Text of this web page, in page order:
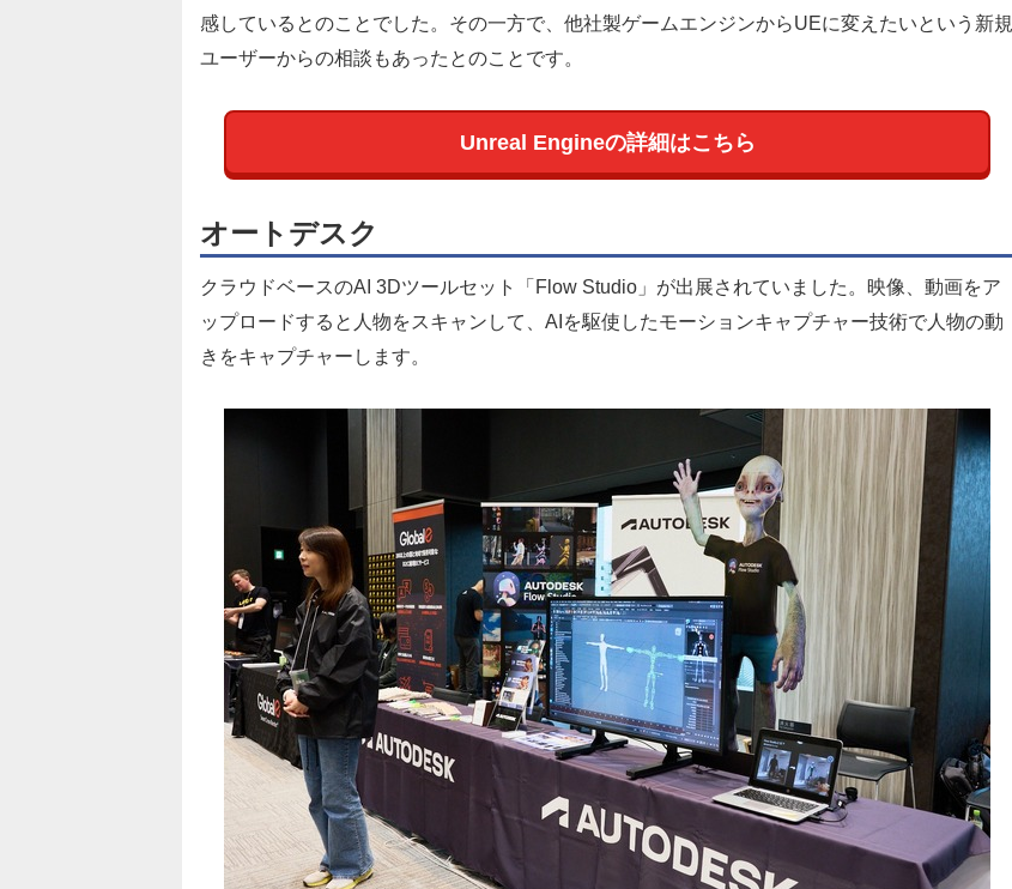
感しているとのことでした。その一方で、他社製ゲームエンジンからUEに変えたいという新規
ユーザーからの相談もあったとのことです。
Unreal Engineの詳細はこちら
オートデスク
クラウドベースのAI 3Dツールセット「Flow Studio」が出展されていました。映像、動画をア
ップロードすると人物をスキャンして、AIを駆使したモーションキャプチャー技術で人物の動
きをキャプチャーします。